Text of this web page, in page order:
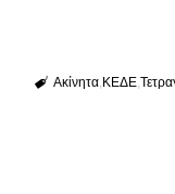
Ακίνητα ΚΕΔΕ